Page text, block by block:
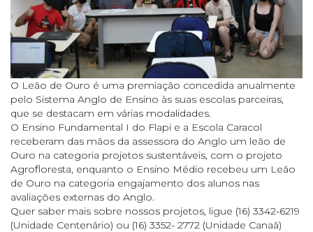
O Leão de Ouro é uma premiação concedida anualmente
pelo Sistema Anglo de Ensino às suas escolas parceiras,
que se destacam em várias modalidades.
O Ensino Fundamental I do Flapi e a Escola Caracol
receberam das mãos da assessora do Anglo um leão de
Ouro na categoria projetos sustentáveis, com o projeto
Agrofloresta, enquanto o Ensino Médio recebeu um Leão
de Ouro na categoria engajamento dos alunos nas
avaliações externas do Anglo.
Quer saber mais sobre nossos projetos, ligue (16) 3342-6219
(Unidade Centenário) ou (16) 3352- 2772 (Unidade Canaã)